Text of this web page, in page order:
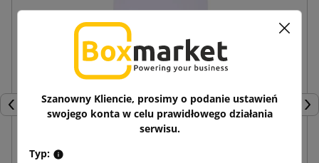
Poprzedni
Szanowny Kliencie, prosimy o podanie ustawień
swojego konta w celu prawidłowego działania
serwisu.
Typ: